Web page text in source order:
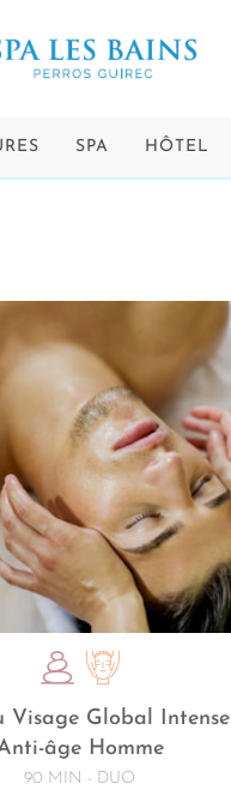
SPA HÔTEL
Visage Global Intense
âge Homme
90 MIN - DUO